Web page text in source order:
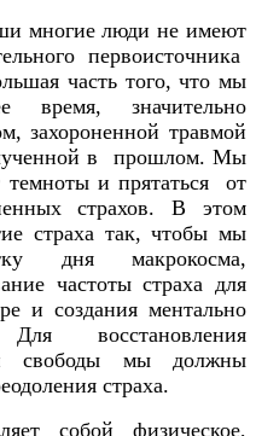
многие люди не имеют
первоисточника
часть того, что мы
время, значительно
захороненной травмой
в прошлом. Мы
и прятаться от
страхов. В этом
страха так, чтобы мы
дня макрокосма,
частоты страха для
и создания ментально
восстановления
свободы мы должны
страха.
собой физическое,